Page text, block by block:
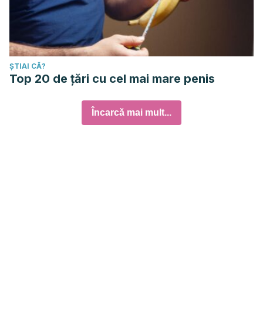
ȘTIAI CĂ?
Top 20 de țări cu cel mai mare penis
Încarcă mai mult...